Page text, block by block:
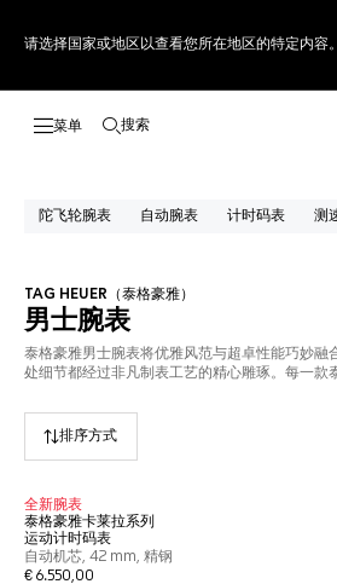
请选择国家或地区以查看您所在地区的特定内容。
打开搜索
搜索